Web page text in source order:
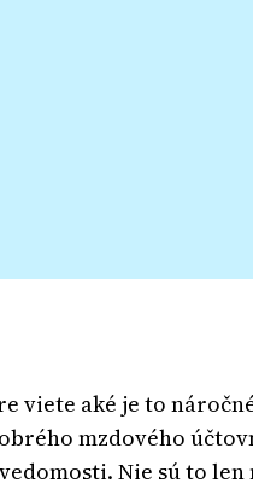
viete aké je to
mzdového
Nie sú to